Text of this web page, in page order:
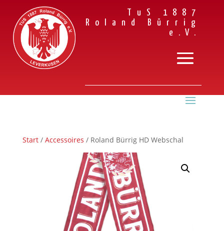
TuS 1887
Roland Bürrig
e.V.
Start/ Accessoires / Roland Bürrig HD Webschal